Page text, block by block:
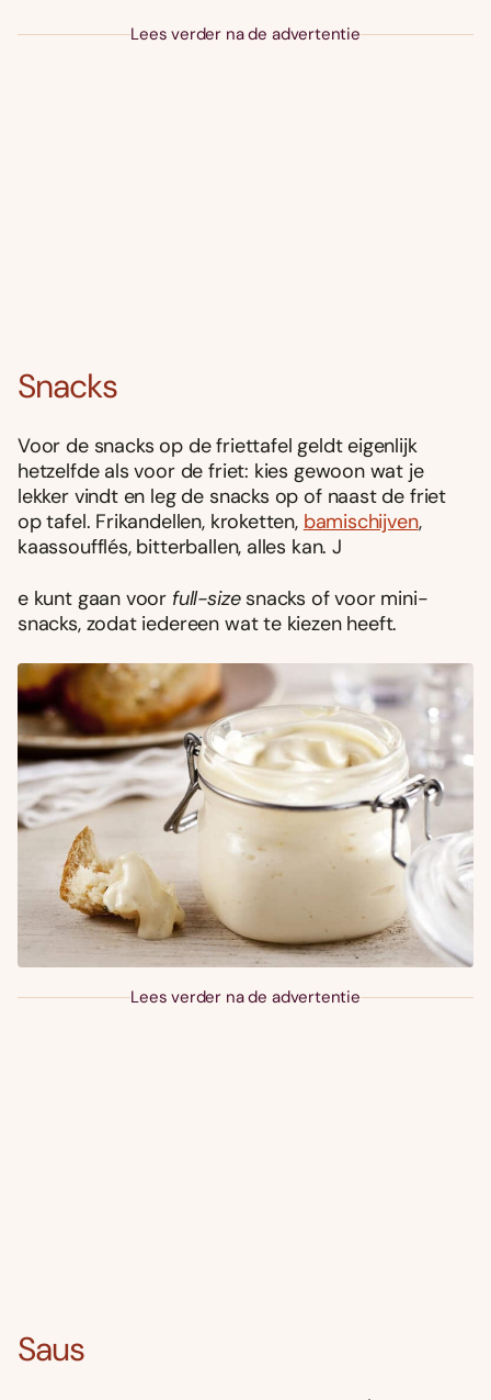
Lees verder na de advertentie
Snacks
Voor de snacks op de friettafel geldt eigenlijk
hetzelfde als voor de friet: kies gewoon wat je
lekker vindt en leg de snacks op of naast de friet
op tafel. Frikandellen, kroketten, bamischijven,
kaassoufflés, bitterballen, alles kan. J
e kunt gaan voor full-sizesnacks of voor mini-
snacks, zodat iedereen wat te kiezen heeft.
Lees verder na de advertentie
Saus